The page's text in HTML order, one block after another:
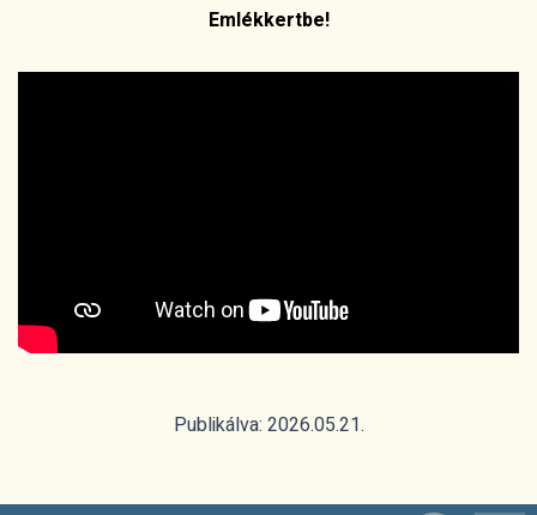
Emlékkertbe!
Publikálva: 2026.05.21.